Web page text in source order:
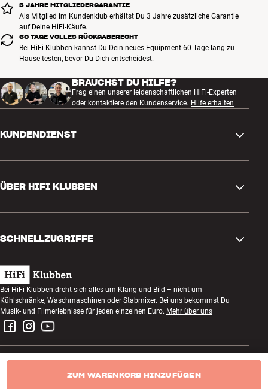
ZUM WARENKORB HINZUFÜGEN
5 JAHRE MITGLIEDERGARANTIE
Als Mitglied im Kundenklub erhältst Du 3 Jahre zusätzliche Garantie
auf Deine HiFi-Käufe.
60 TAGE VOLLES RÜCKGABERECHT
Bei HiFi Klubben kannst Du Dein neues Equipment 60 Tage lang zu
Hause testen, bevor Du Dich entscheidest.
BRAUCHST DU HILFE?
Frag einen unserer leidenschaftlichen HiFi-Experten
oder kontaktiere den Kundenservice. Hilfe erhalten
KUNDENDIENST
Rückgabe und Reklamation
Bestellung widerrufen
AGB
Datenschutzerklärung
Impressum
ÜBER HIFI KLUBBEN
Kundenklub
Abend zum Zuhören
Wettbewerbe
Jobs bei HiFi Klubben
SCHNELLZUGRIFFE
Geschenkkarte
Bauen mit Klang
Montage und Installation
Rückgabe von Elektroschrott
Bei HiFi Klubben dreht sich alles um Klang und Bild – nicht um
Kühlschränke, Waschmaschinen oder Stabmixer. Bei uns bekommst Du
Musik- und Filmerlebnisse für jeden einzelnen Euro. Mehr über uns